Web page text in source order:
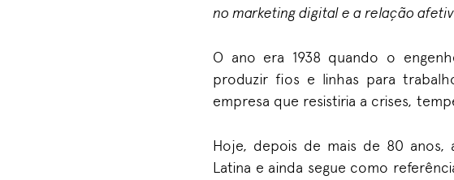
no marketing digitalea relação
O ano era 1938 quando o
produzir fios e linhas para
empresa que resistiria a crises,
Hoje, depois de mais de 80 anos,
Latina e ainda segue como